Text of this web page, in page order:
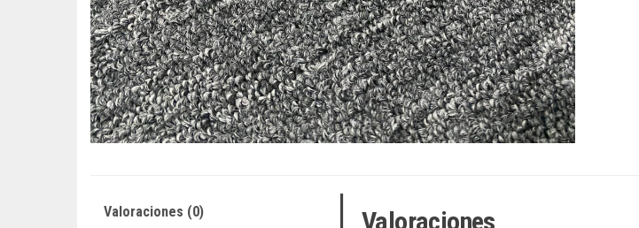
Valoraciones (0) Valoraciones